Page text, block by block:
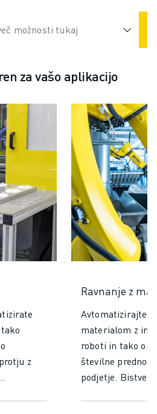
možnosti tukaj
za vašo aplikacijo
z
Ravnanje z
Avtomatizirajte
materialom z
roboti in tako
številne
podjetje.